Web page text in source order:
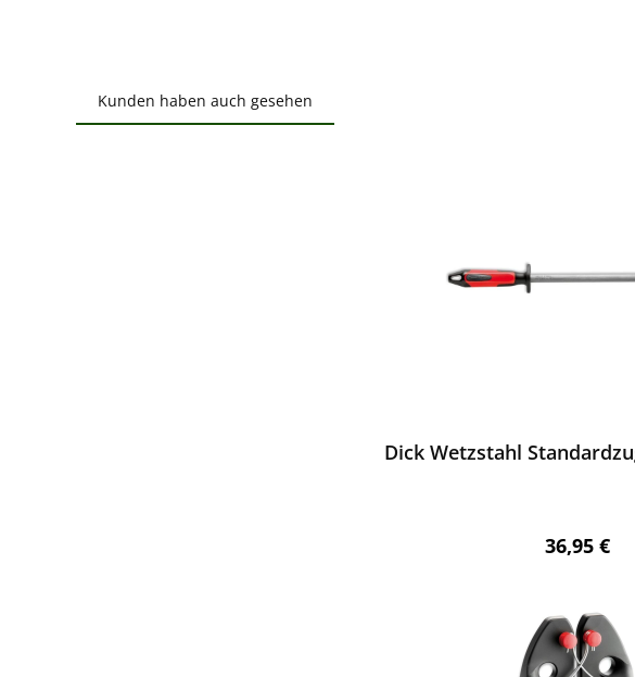
Kunden haben auch gesehen
Dick Wetzstahl
Regulärer
36,95 €